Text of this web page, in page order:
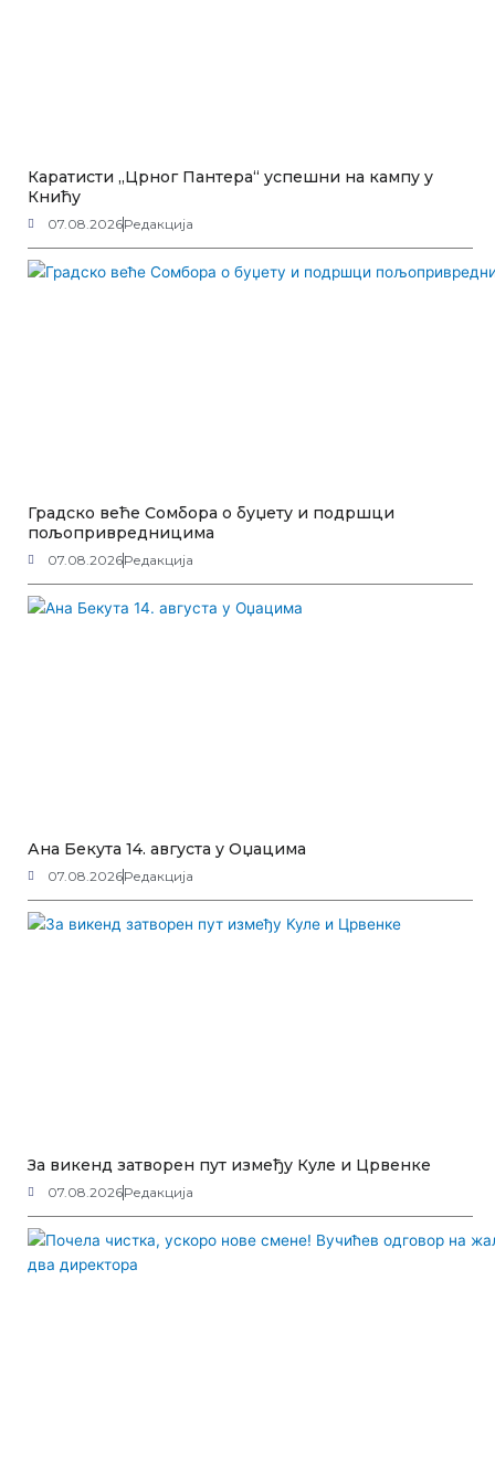
Каратисти „Црног Пантера“ успешни на кампу у
Книћу
07.08.2026Редакција
Градско веће Сомбора о буџету и подршци
пољопривредницима
07.08.2026Редакција
Ана Бекута 14. августа у Оџацима
07.08.2026Редакција
За викенд затворен пут између Куле и Црвенке
07.08.2026Редакција